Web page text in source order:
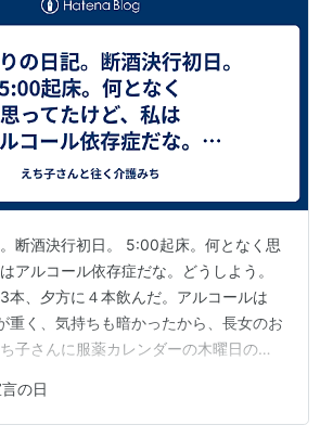
断酒決行初日。 5:00起床。何となく思
アルコール依存症だな。どうしよう。
本、夕方に４本飲んだ。アルコールは
重く、気持ちも暗かったから、長女のお
子さんに服薬カレンダーの木曜日のと
により、昼食購入。 9:30～えち子さん
日の薬が無くなっていた。ゴミ箱を見
の日